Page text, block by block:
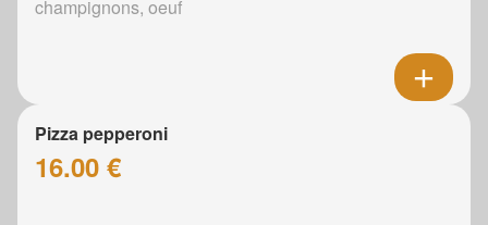
champignons, oeuf
Pizza pepperoni
16.00 €